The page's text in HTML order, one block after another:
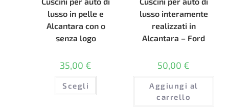
lusso in pelle e
Alcantara con o
senza logo
35,00 €
Scegli
Questo
lusso interamente
realizzati in
Alcantara – Ford
50,00 €
Aggiungi al
carrello